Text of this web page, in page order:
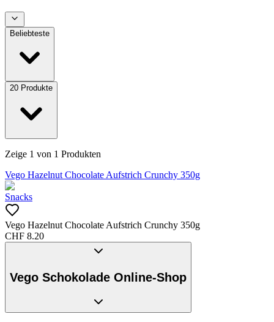
Beliebteste
20 Produkte
Zeige 1 von 1 Produkten
Vego Hazelnut Chocolate Aufstrich Crunchy 350g
Snacks
Vego Hazelnut Chocolate Aufstrich Crunchy 350g
CHF 8.20
Vego Schokolade Online-Shop